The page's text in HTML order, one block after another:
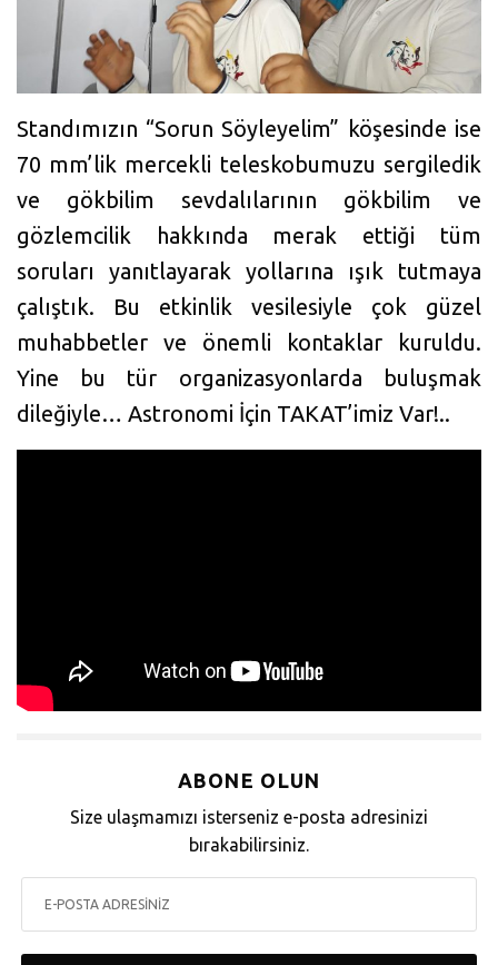
Standımızın “Sorun Söyleyelim” köşesinde ise
70 mm’lik mercekli teleskobumuzu sergiledik
ve gökbilim sevdalılarının gökbilim ve
gözlemcilik hakkında merak ettiği tüm
soruları yanıtlayarak yollarına ışık tutmaya
çalıştık. Bu etkinlik vesilesiyle çok güzel
muhabbetler ve önemli kontaklar kuruldu.
Yine bu tür organizasyonlarda buluşmak
dileğiyle… Astronomi İçin TAKAT’imiz Var!..
ABONE OLUN
Size ulaşmamızı isterseniz e-posta adresinizi
bırakabilirsiniz.